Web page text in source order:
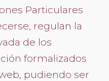
Particulares
regulan la
de los
formalizados
pudiendo ser